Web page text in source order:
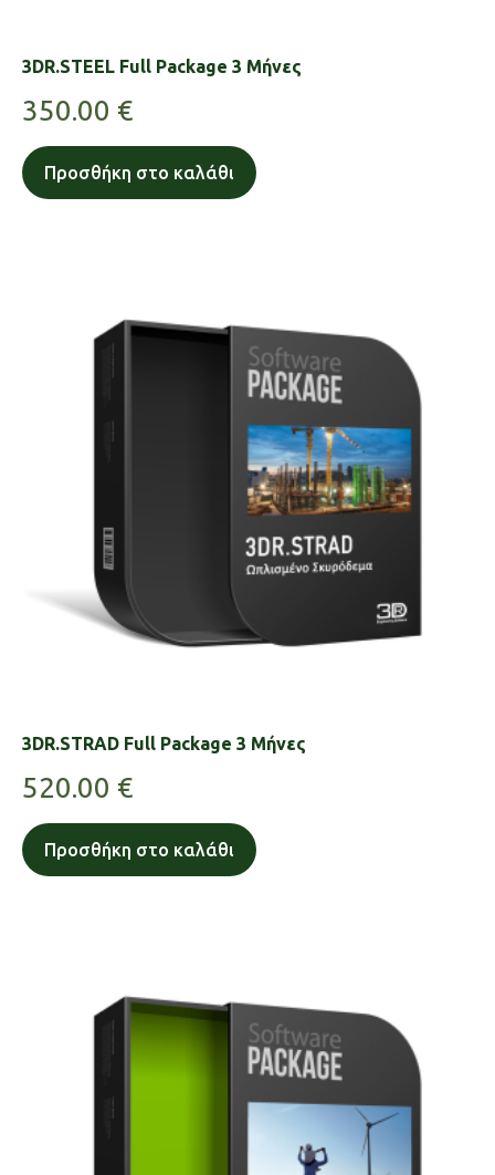
3DR.STEEL Full Package 3 Μήνες
350.00 €
Προσθήκη στο καλάθι
3DR.STRAD Full Package 3 Μήνες
520.00 €
Προσθήκη στο καλάθι